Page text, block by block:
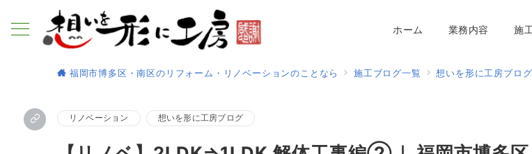
ホーム 業務内容 施
福岡市博多区・南区のリフォーム・リノベーションのことなら 施工ブログ一覧 想いを形に工房ブログ
リノベーション 想いを形に工房ブログ